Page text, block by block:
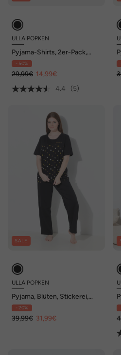
ULLA POPKEN
Pyjama-Shirts, 2er-Pack,
Punkte/uni, Halbarm
- 50%
29,99€ 14,99€
4.4
(5)
SALE
ULLA POPKEN
Pyjama, Blüten, Stickerei,
Rundhals, Halbarm
- 20%
39,99€ 31,99€